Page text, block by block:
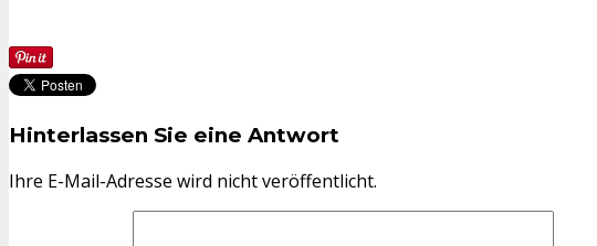
Hinterlassen Sie eine Antwort
Ihre E-Mail-Adresse wird nicht veröffentlicht.